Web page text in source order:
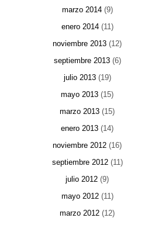
marzo 2014(9)
enero 2014(11)
noviembre 2013 (12)
septiembre 2013(6)
julio 2013(19)
mayo 2013 (15)
marzo 2013 (15)
enero 2013 (14)
noviembre 2012 (16)
septiembre 2012(11)
julio 2012 (9)
mayo 2012(11)
marzo 2012 (12)